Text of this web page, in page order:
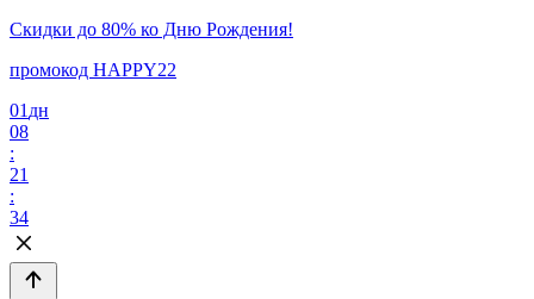
Скидки до 80% ко Дню Рождения!
промокод HAPPY22
01 дн
08
:
21
:
34